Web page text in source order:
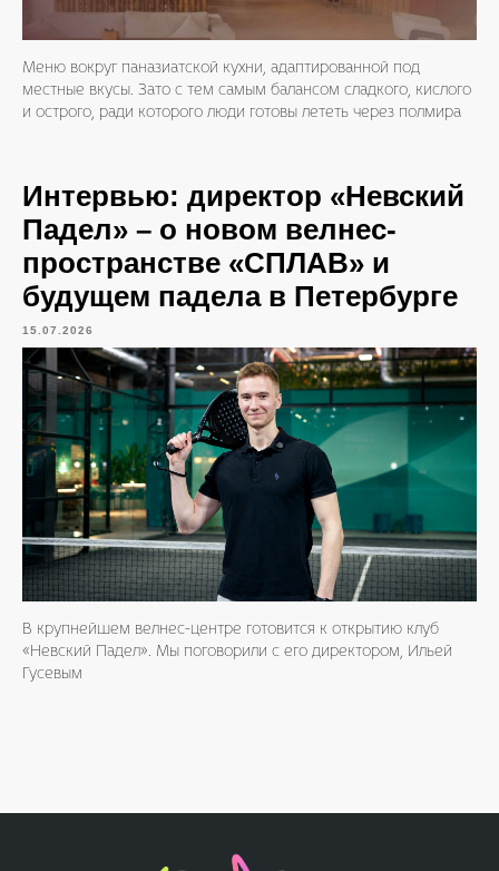
Меню вокруг паназиатской кухни, адаптированной под
местные вкусы. Зато с тем самым балансом сладкого, кислого
и острого, ради которого люди готовы лететь через полмира
Интервью: директор «Невский
Падел» – о новом велнес-
пространстве «СПЛАВ» и
будущем падела в Петербурге
15.07.2026
В крупнейшем велнес-центре готовится к открытию клуб
«Невский Падел». Мы поговорили с его директором, Ильей
Гусевым